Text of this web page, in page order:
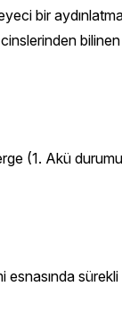
bir
cinslerinden
(1. Akü
esnasında